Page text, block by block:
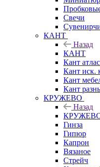
Свечи
КАНТ
Назад
КАНТ
Кант
Кант иск.
Кант
Кант
КРУЖЕВО
Назад
Гинза
Гипюр
Капрон
Вязаное
Стрейч